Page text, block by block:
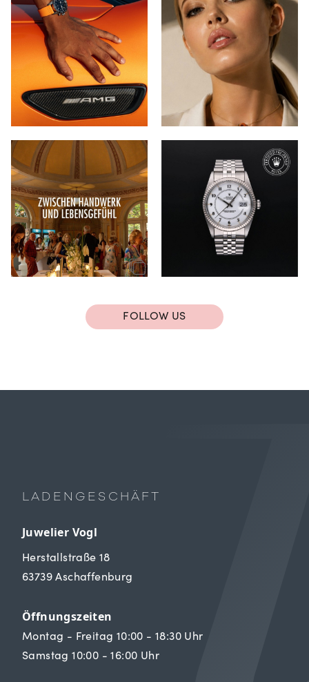
FOLLOW US
LADENGESCHÄFT
Juwelier Vogl
Herstallstraße 18
63739 Aschaffenburg
Öffnungszeiten
Montag - Freitag 10:00 - 18:30 Uhr
Samstag 10:00 - 16:00 Uhr